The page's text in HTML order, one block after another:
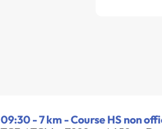
09:30 - 7 km - Course HS non